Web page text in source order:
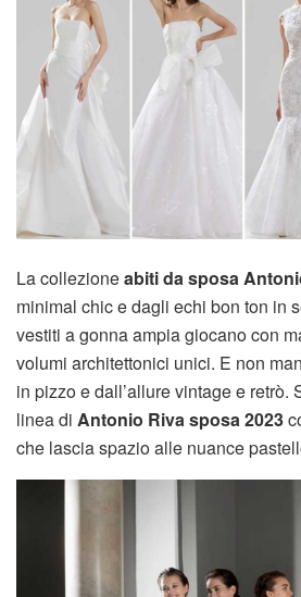
La collezioneabiti da sposa
minimal chic e dagli echi bon ton in
vestiti a gonna ampia giocano con
volumi architettonici unici. E non
in pizzo e dall’allure vintage e retrò.
linea di Antonio Riva sposa 2023
che lascia spazio alle nuance